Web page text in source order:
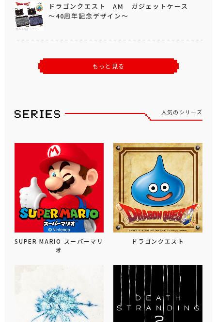
ドラゴンクエスト AM ガジェットケース
～40周年記念デザイン～
もっと見る
人気のシリーズ
SUPER MARIO スーパーマリ
オ
ドラゴンクエスト